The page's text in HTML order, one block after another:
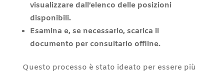
visualizzare dall’elenco delle posizioni
disponibili.
Esamina e, se necessario, scarica il
documento per consultarlo offline.
Questo processo è stato ideato per essere più